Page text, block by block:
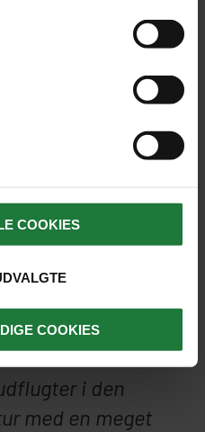
COOKIES
COOKIES
i den
med en meget